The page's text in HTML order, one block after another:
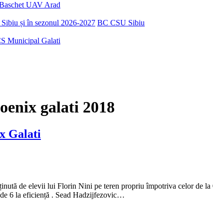
UAV Arad
și în sezonul 2026-2027 BC CSU Sibiu
Municipal Galati
galati 2018
Galati
de elevii lui Florin Nini pe teren propriu împotriva celor de
6 la eficiență . Sead Hadzijfezovic…